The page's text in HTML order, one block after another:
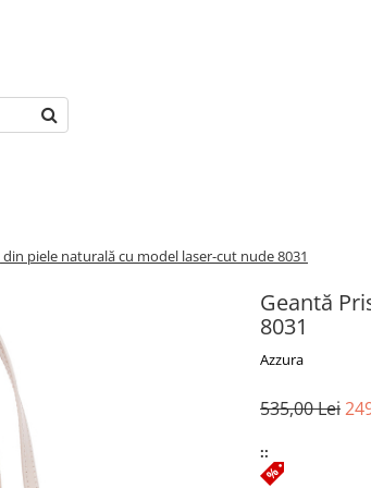
din piele naturală cu model laser-cut nude 8031
Geantă
8031
Azzura
535,00 Lei
::